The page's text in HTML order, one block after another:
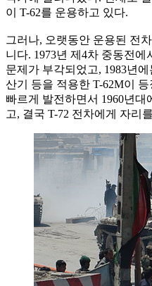
이 T-62를 운용하고 있다.
그러나, 오랫동안 운용된 전
니다. 1973년 제4차 중동전
문제가 부각되었고, 1983년
산기 등을 적용한 T-62M이
빠르게 발전하면서 1960년
고, 결국 T-72 전차에게 자리